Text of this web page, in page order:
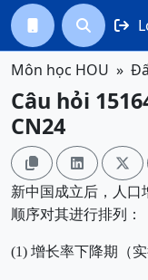
 
Môn học HOU
Câu hỏi
CN24
  
新中国成立后，人口
顺序对其进行排列：
(1) 增长率下降期（实